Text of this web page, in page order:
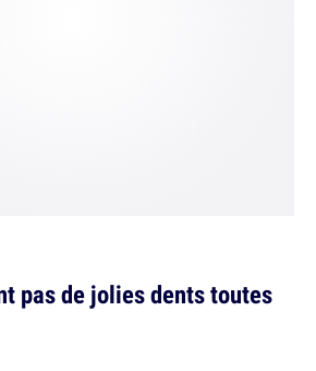
pas de jolies dents toutes